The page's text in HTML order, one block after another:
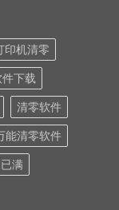
印机清零
下载
清零软件
能清零软件
满